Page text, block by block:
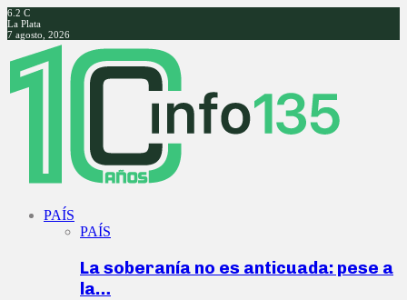
6.2 C
La Plata
7 agosto, 2026
Facebook
Twitter
Instagram
Youtube
PAÍS
PAÍS
La soberanía no es anticuada: pese a
la…